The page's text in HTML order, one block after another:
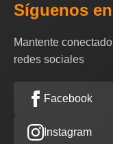
Síguenos
Mantente
redes sociales
Facebook
Instagram